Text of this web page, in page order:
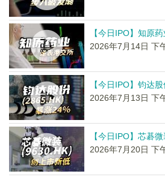
【今日IPO】知原
2026年7月14日 下
【今日IPO】钧达
2026年7月13日 下
【今日IPO】芯碁
2026年7月20日 下